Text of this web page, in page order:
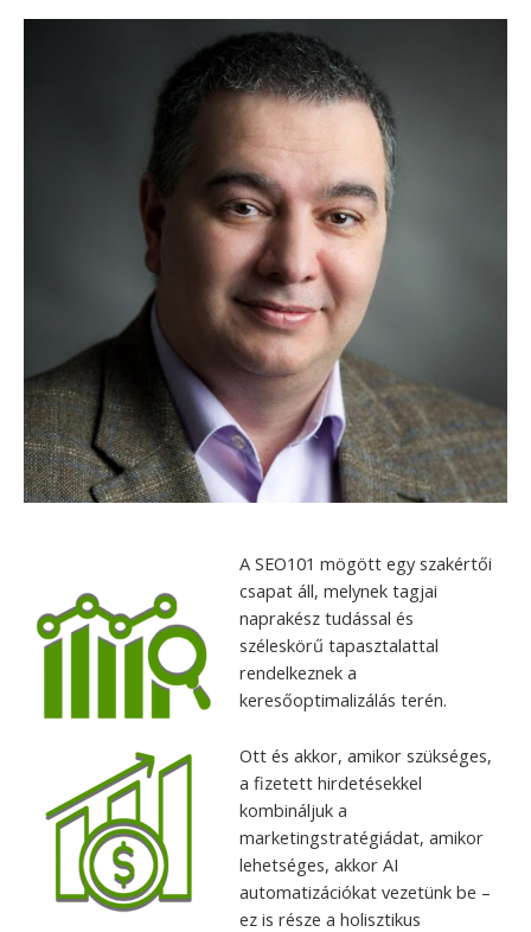
A SEO101 mögött egy szakértői
csapat áll, melynek tagjai
naprakész tudással és
széleskörű tapasztalattal
rendelkeznek a
keresőoptimalizálás terén.
Ott és akkor, amikor szükséges,
a fizetett hirdetésekkel
kombináljuk a
marketingstratégiádat, amikor
lehetséges, akkor AI
automatizációkat vezetünk be –
ez is része a holisztikus